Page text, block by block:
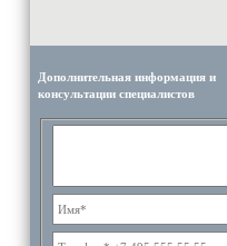
Дополнительная информация и
консультации специалистов